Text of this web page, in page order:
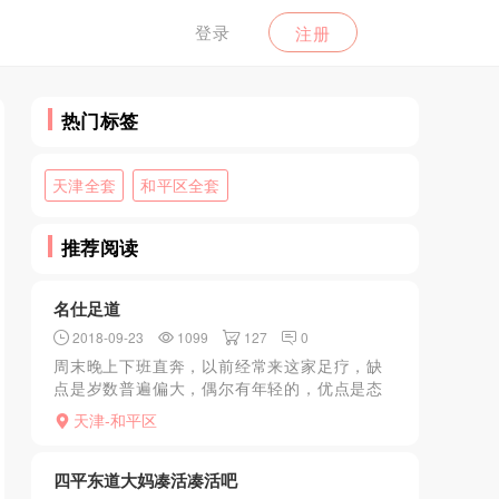
登录 注册
热门标签
天津全套 和平区全套
推荐阅读
名仕足道
2018-09-23 1099 127 0
周末晚上下班直奔，以前经常来这家足疗，缺
点是岁数普遍偏大，偶尔有年轻的，优点是态
度都极好，随便摸，随便扣，特别是天气热的
时候，裙子掀起来扒开NK就可以，简单粗暴有
天津-和平区
四平东道大妈凑活凑活吧